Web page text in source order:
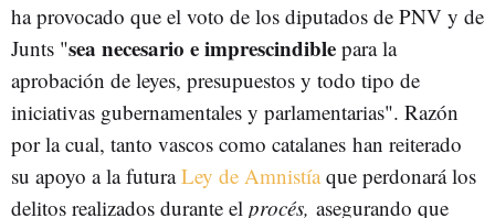
ha provocado que el voto de los diputados de PNV y de
Junts "sea necesario e imprescindible para la
aprobación de leyes, presupuestos y todo tipo de
iniciativas gubernamentales y parlamentarias". Razón
por la cual, tanto vascos como catalanes han reiterado
su apoyo a la futuraLey de Amnistíaque perdonará los
delitos realizados durante el procés, asegurando que